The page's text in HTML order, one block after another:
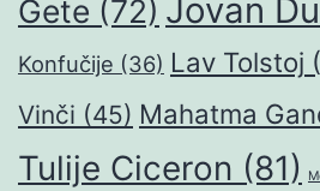
Gete (72) Jovan
Konfučije (36) Lav Tolstoj
Vinči (45) Mahatma
Tulije Ciceron (81)